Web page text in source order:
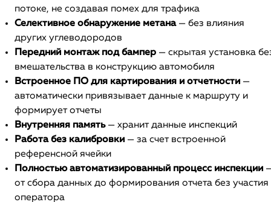
потоке, не создавая помех для трафика
Селективное обнаружение метана— без влияния
других углеводородов
Передний монтаж под бампер — скрытая установка
вмешательства в конструкцию автомобиля
Встроенное ПО для картирования и отчетности —
автоматически привязывает данные к маршруту и
формирует отчеты
Внутренняя память— хранит данные инспекций
Работа без калибровки — за счет встроенной
референсной ячейки
Полностью автоматизированный процесс инспекции
от сбора данных до формирования отчета без участия
оператора